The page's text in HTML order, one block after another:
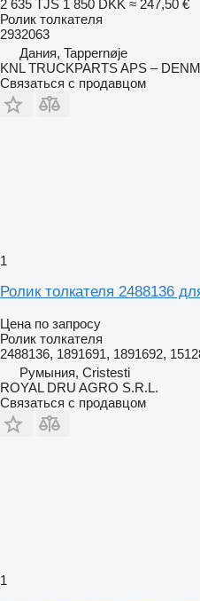
2 635 TJS 1 850 DKK ≈ 247,50 €
Ролик толкателя
2932063
Дания, Tappernøje
KNL TRUCKPARTS APS –
Связаться с продавцом
1
Ролик толкателя 2488136
Цена по запросу
Ролик толкателя
2488136, 1891691, 1891692,
Румыния, Cristesti
ROYAL DRU AGRO S.R.L.
Связаться с продавцом
1